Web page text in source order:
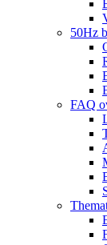
50Hz
FAQ